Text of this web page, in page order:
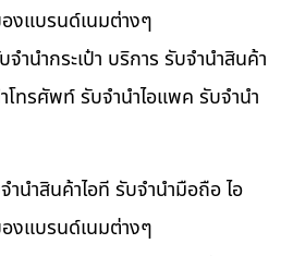
งแบรนด์เนมต่างๆ
ำนำกระเป๋า บริการ รับจำนำสินค้า
โทรศัพท์ รับจำนำไอแพค รับจำนำ
นำสินค้าไอที รับจำนำมือถือ ไอ
งแบรนด์เนมต่างๆ